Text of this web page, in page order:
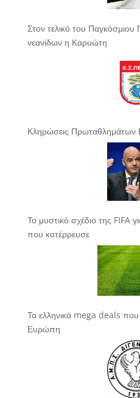
Στον τελικό του
νεανίδων η Καρυώτη
Κληρώσεις
Το μυστικό σχέδιο της FIFA
που κατέρρευσε
Τα ελληνικά mega deals
Ευρώπη